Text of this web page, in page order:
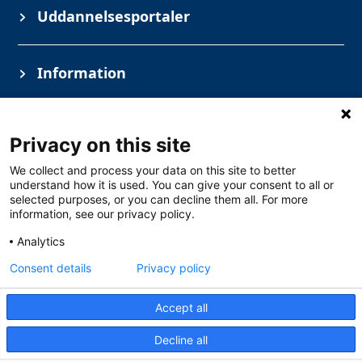
Uddannelsesportaler
Information
CVR 1590 8416
Mandag – Torsdag 07.30-16.00
Fredag 07.30-14.Læs mere
Privacy on this site
We collect and process your data on this site to better
understand how it is used. You can give your consent to all or
selected purposes, or you can decline them all. For more
information, see our privacy policy.
Analytics
Accept all
Decline all
Consent details Privacy policy